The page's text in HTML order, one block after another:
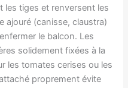
les tiges et renversent les
ajouré (canisse, claustra)
le balcon. Les
solidement fixées à la
les tomates cerises ou les
proprement évite